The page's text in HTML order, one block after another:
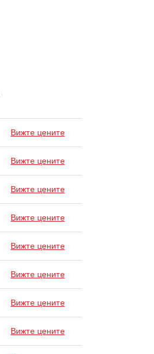
Вижте цените
Вижте цените
Вижте цените
Вижте цените
Вижте цените
Вижте цените
Вижте цените
Вижте цените